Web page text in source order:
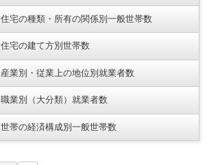
住宅の種類・所有の関係別一般世帯数
住宅の建て方別世帯数
産業別・従業上の地位別就業者数
職業別（大分類）就業者数
世帯の経済構成別一般世帯数